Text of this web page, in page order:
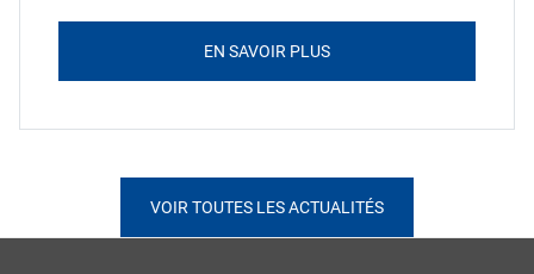
EN SAVOIR PLUS
VOIR TOUTES LES ACTUALITÉS